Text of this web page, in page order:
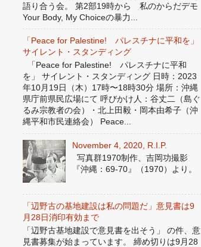
語り合う会。 第2部19時から 私のからだデモ
Your Body, My Choiceの暴力...
「Peace for Palestine! パレスチナに平和を」
サイレント・スタンディング
「Peace for Palestine! パレスチナに平和
を」 サイレント・スタンディング 日時：2023
年10月19日（木）17時〜18時30分 場所：沖縄
県庁前県民広場にて 呼びかけ人：谷丈二（島ぐ
るみ宗教者の会）・北上田毅・岡本由希子（沖
縄平和市民連絡会） Peace...
November 4, 2020, R.I.P.
写真群1970制作、吉岡功撮影
『沖縄：69-70』（1970）より。
「辺野古の基地建設は私の問題だ」意見書は9
月28日消印有効まで
「辺野古基地建設で意見書を出そう」 の件、意
見書募集が始まっています。 締め切りは9月28